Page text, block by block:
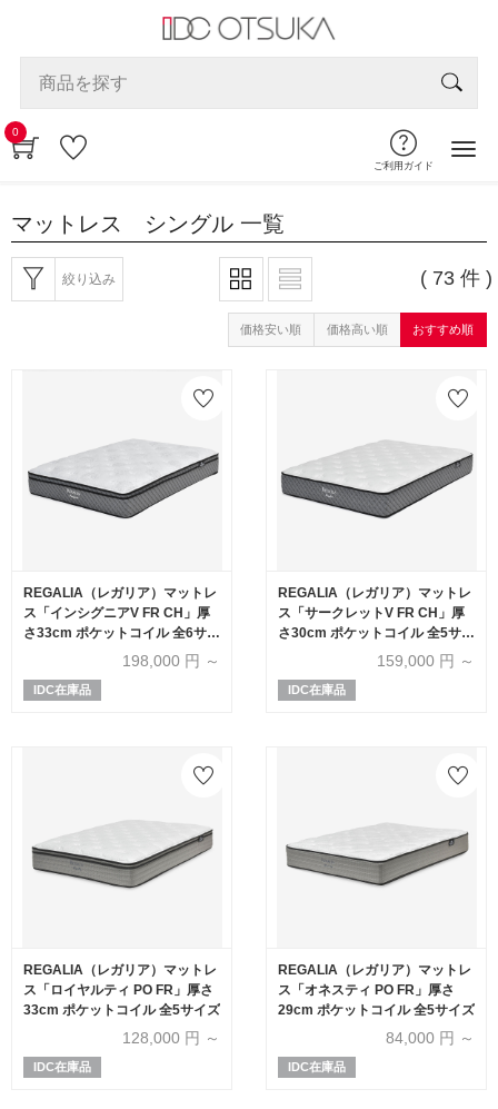
0
ご利用ガイド
マットレス シングル 一覧
絞り込み ( 73 件 )
価格安い順 価格高い順 おすすめ順
REGALIA（レガリア）マットレ
ス「インシグニアV FR CH」厚
さ33cm ポケットコイル 全6サイ
198,000 円 ～
IDC在庫品
REGALIA（レガリア）マットレ
ス「サークレットV FR CH」厚
さ30cm ポケットコイル 全5サイ
159,000 円 ～
IDC在庫品
REGALIA（レガリア）マットレ
ス「ロイヤルティ PO FR」厚さ
33cm ポケットコイル 全5サイズ
128,000 円 ～
IDC在庫品
REGALIA（レガリア）マットレ
ス「オネスティ PO FR」厚さ
29cm ポケットコイル 全5サイズ
84,000 円 ～
IDC在庫品